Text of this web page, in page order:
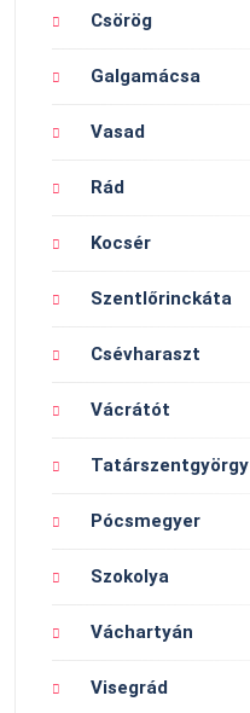
Csörög
Galgamácsa
Vasad
Rád
Kocsér
Szentlőrinckáta
Csévharaszt
Vácrátót
Tatárszentgyörgy
Pócsmegyer
Szokolya
Váchartyán
Visegrád